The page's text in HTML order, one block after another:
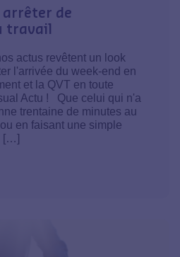
de
travail
actus revêtent un look
l'arrivée du week-end en
et la QVT en toute
Actu ! Que celui qui n'a
trentaine de minutes au
en faisant une simple
[…]